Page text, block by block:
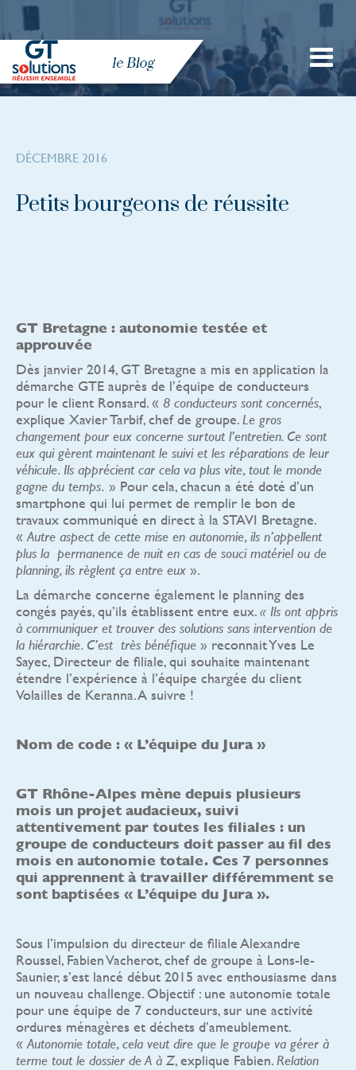
DÉCEMBRE 2016
Petits bourgeons de réussite
GT Bretagne : autonomie testée et
approuvée
Dès janvier 2014, GT Bretagne a mis en application la
démarche GTE auprès de l’équipe de conducteurs
pour le client Ronsard. « 8 conducteurs sont concernés,
explique Xavier Tarbif, chef de groupe. Le gros
changement pour eux concerne surtout l’entretien. Ce sont
eux qui gèrent maintenant le suivi et les réparations de leur
véhicule. Ils apprécient car cela va plus vite, tout le monde
gagne du temps. » Pour cela, chacun a été doté d’un
smartphone qui lui permet de remplir le bon de
travaux communiqué en direct à la STAVI Bretagne.
« Autre aspect de cette mise en autonomie, ils n’appellent
plus la permanence de nuit en cas de souci matériel ou de
planning, ils règlent ça entre eux ».
La démarche concerne également le planning des
congés payés, qu’ils établissent entre eux. « Ils ont appris
à communiquer et trouver des solutions sans intervention de
la hiérarchie. C’est très bénéfique » reconnait Yves Le
Sayec, Directeur de filiale, qui souhaite maintenant
étendre l’expérience à l’équipe chargée du client
Volailles de Keranna. A suivre !
Nom de code : « L’équipe du Jura »
GT Rhône-Alpes mène depuis plusieurs
mois un projet audacieux, suivi
attentivement par toutes les filiales : un
groupe de conducteurs doit passer au fil des
mois en autonomie totale. Ces 7 personnes
qui apprennent à travailler différemment se
sont baptisées « L’équipe du Jura ».
Sous l’impulsion du directeur de filiale Alexandre
Roussel, Fabien Vacherot, chef de groupe à Lons-le-
Saunier, s’est lancé début 2015 avec enthousiasme dans
un nouveau challenge. Objectif : une autonomie totale
pour une équipe de 7 conducteurs, sur une activité
ordures ménagères et déchets d’ameublement.
« Autonomie totale, cela veut dire que le groupe va gérer à
terme tout le dossier de A à Z, explique Fabien. Relation